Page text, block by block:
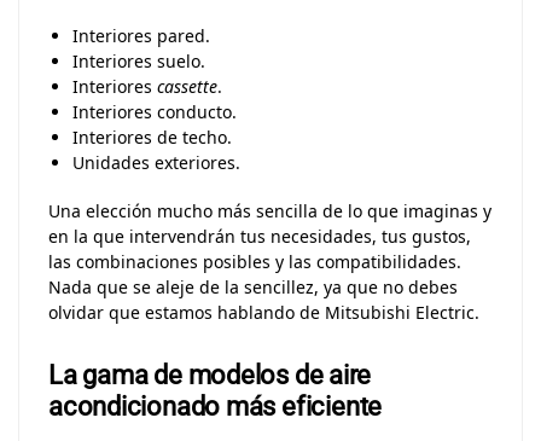
Interiores pared.
Interiores suelo.
Interiores cassette.
Interiores conducto.
Interiores de techo.
Unidades exteriores.
Una elección mucho más sencilla de lo que imaginas y
en la que intervendrán tus necesidades, tus gustos,
las combinaciones posibles y las compatibilidades.
Nada que se aleje de la sencillez, ya que no debes
olvidar que estamos hablando de Mitsubishi Electric.
La gama de modelos de aire
acondicionado más eficiente